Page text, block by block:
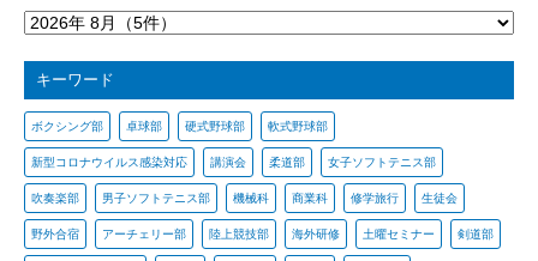
キーワード
ボクシング部 卓球部 硬式野球部 軟式野球部
新型コロナウイルス感染対応 講演会 柔道部 女子ソフトテニス部
吹奏楽部 男子ソフトテニス部 機械科 商業科 修学旅行 生徒会
野外合宿 アーチェリー部 陸上競技部 海外研修 土曜セミナー 剣道部